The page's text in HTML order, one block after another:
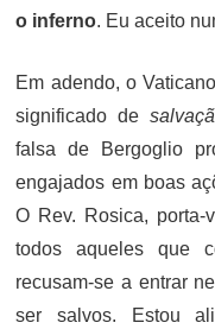
o inferno. Eu aceito
Em adendo, o
significado de
falsa de Bergoglio
engajados em boas
O Rev. Rosica, porta-
todos aqueles que
recusam-se a entrar
ser salvos. Estou